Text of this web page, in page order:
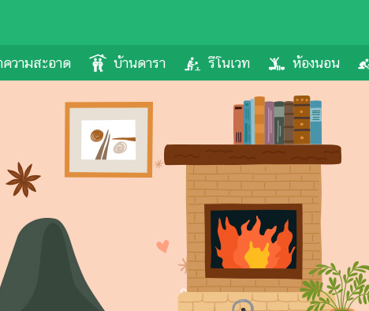
ความสะอาด บ้านดารา รีโนเวท ห้องนอน